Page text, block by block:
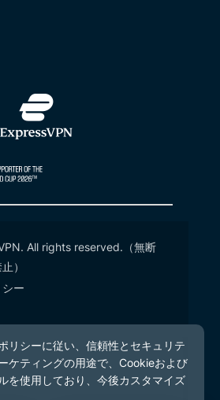
All rights reserved.（無断
）
ー